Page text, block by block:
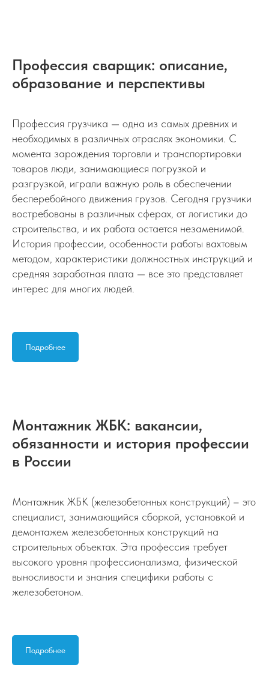
Профессия сварщик: описание,
образование и перспективы
Профессия грузчика — одна из самых древних и
необходимых в различных отраслях экономики. С
момента зарождения торговли и транспортировки
товаров люди, занимающиеся погрузкой и
разгрузкой, играли важную роль в обеспечении
бесперебойного движения грузов. Сегодня грузчики
востребованы в различных сферах, от логистики до
строительства, и их работа остается незаменимой.
История профессии, особенности работы вахтовым
методом, характеристики должностных инструкций и
средняя заработная плата — все это представляет
интерес для многих людей.
Подробнее
Монтажник ЖБК: вакансии,
обязанности и история профессии
в России
Монтажник ЖБК (железобетонных конструкций) – это
специалист, занимающийся сборкой, установкой и
демонтажем железобетонных конструкций на
строительных объектах. Эта профессия требует
высокого уровня профессионализма, физической
выносливости и знания специфики работы с
железобетоном.
Подробнее